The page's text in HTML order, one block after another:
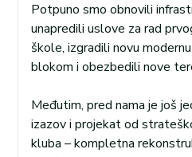
Potpuno smo obnovili
unapredili uslove za rad
škole, izgradili novu
blokom i obezbedili nove
Međutim, pred nama je još
izazov i projekat od
kluba – kompletna